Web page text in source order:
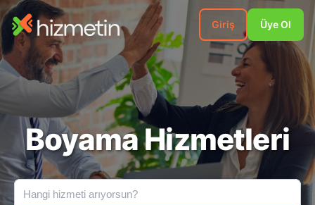
Giriş Üye Ol
Boyama Hizmetleri